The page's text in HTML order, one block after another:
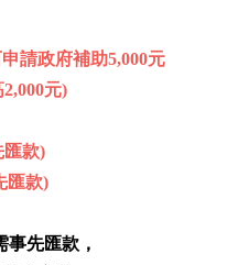
請政府補助5,000元
元)
匯款)
匯款)
先匯款，